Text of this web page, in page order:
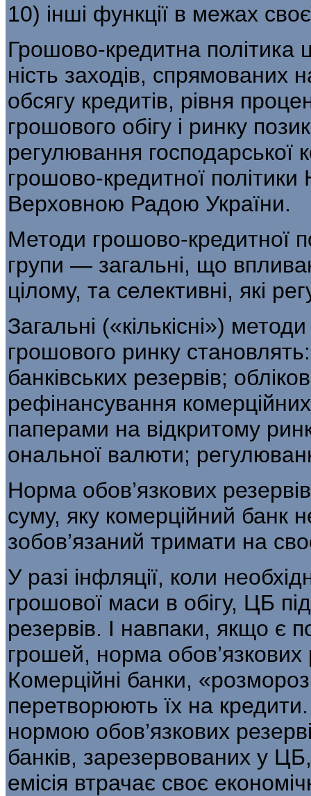
10) інші функції в межах
Грошово-кредитна
ність заходів, спрямованих
обсягу кредитів, рівня
грошового обігу і ринку
регулювання господарської
грошово-кредитної
Верховною Радою України.
Методи грошово-кредитної
гру­пи — загальні, що
цілому, та селек­тивні, які
Загальні («кількісні»)
грошово­го ринку
банківських резервів;
рефінансування
паперами на відкритому
ональної валюти;
Норма обов’язкових
суму, яку комерційний банк
зобов’язаний тримати на
У разі інфляції, коли
грошової маси в обігу, ЦБ
резервів. І навпаки, якщо є
грошей, норма
Комерційні банки,
перетворюють їх на
нормою обов’язкових
банків, зарезерво­ваних у
емісія втрачає своє